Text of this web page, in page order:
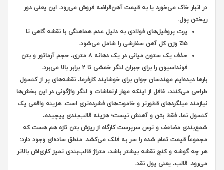
در انبار خاک می‌خورد یا به قیمت آهن‌قراضه فروش می‌رود. این یعنی دور
ریختن پول.
پرت پروفیل‌های فولادی به دلیل عدم هماهنگی با نقشه گاهی تا
۱۵٪ وزن کل آهن سفارشی را شامل می‌شود.
حذف یک ستون میانی در یک دهانه ۸ متری، حجم آرماتور و بتن
فونداسیون را برای جبران لنگر خمشی تا ۲ برابر بالا می‌برد.
بارها دیده‌ایم مهندسان جوان برای خوشایند کارفرما، نقشه‌های پر از کنسول
طراحی می‌کنند، غافل از اینکه مهار ارتعاشات و لنگر واژگونی در این بخش‌ها
نیازمند میلگردهای قطورتر و خاموت‌های فشرده‌تری است. هزینه واقعی یک
کنسول نما، فقط بتن و آهنش نیست؛ هزینه قالب‌بندی پیچیده،
شمع‌بندی مضاعف و ترس سرپرست کارگاه از ریزش بتن تازه هم هست که
مجموعاً قیمت تمام شده را سر به فلک می‌کشد. منطق ساده‌ای وجود دارد:
هر چه گوشه و کنج نقشه بیشتر باشد، متراژ قالب‌بندی تمیز کاری‌اش بالاتر
می‌رود. قالب، یعنی پول نقد.